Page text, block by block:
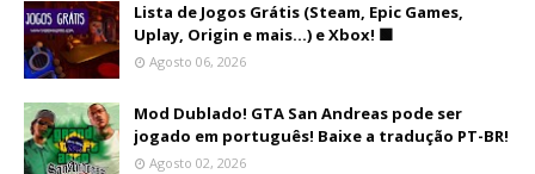
Lista de Jogos Grátis (Steam, Epic Games,
Uplay, Origin e mais...) e Xbox! 🟩
Agosto 06, 2026
Mod Dublado! GTA San Andreas pode ser
jogado em português! Baixe a tradução PT-BR!
Agosto 02, 2026